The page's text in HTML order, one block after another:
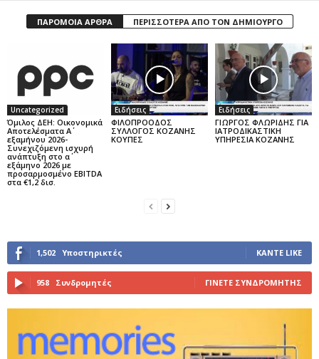
ΠΑΡΟΜΟΙΑ ΑΡΘΡΑ ΠΕΡΙΣΣΟΤΕΡΑ ΑΠΟ ΤΟΝ ΔΗΜΙΟΥΡΓΟ
Uncategorized
Όμιλος ΔΕΗ: Οικονομικά
Αποτελέσματα Α΄
εξαμήνου 2026-
Συνεχιζόμενη ισχυρή
ανάπτυξη στο α΄
εξάμηνο 2026 με
προσαρμοσμένο EBITDA
στα €1,2 δισ.
Ειδήσεις
ΦΙΛΟΠΡΟΟΔΟΣ
ΣΥΛΛΟΓΟΣ ΚΟΖΑΝΗΣ
ΚΟΥΠΕΣ
Ειδήσεις
ΓΙΩΡΓΟΣ ΦΛΩΡΙΔΗΣ ΓΙΑ
ΙΑΤΡΟΔΙΚΑΣΤΙΚΗ
ΥΠΗΡΕΣΙΑ ΚΟΖΑΝΗΣ
1,502 Υποστηρικτές ΚΆΝΤΕ LIKE
958 Συνδρομητές ΓΊΝΕΤΕ ΣΥΝΔΡΟΜΗΤΉΣ